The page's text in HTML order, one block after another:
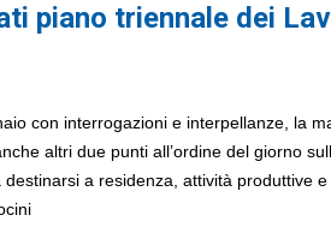
piano triennale dei
con interrogazioni e interpellanze, la
altri due punti all’ordine del giorno
destinarsi a residenza, attività produttive